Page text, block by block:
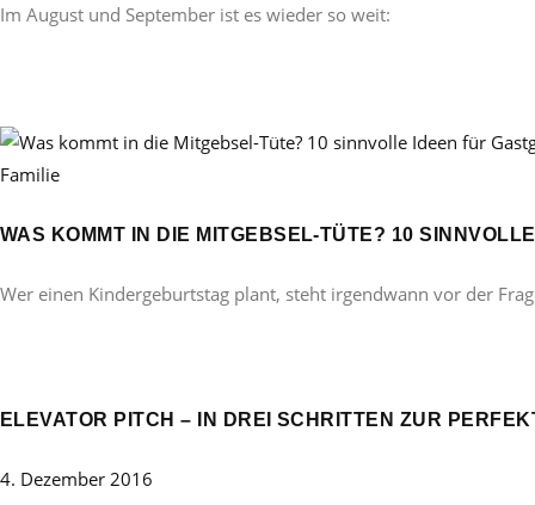
Im August und September ist es wieder so weit:
Familie
WAS KOMMT IN DIE MITGEBSEL-TÜTE? 10
Wer einen Kindergeburtstag plant, steht irgendwann vor der
ELEVATOR PITCH – IN DREI SCHRITTEN ZUR
4. Dezember 2016